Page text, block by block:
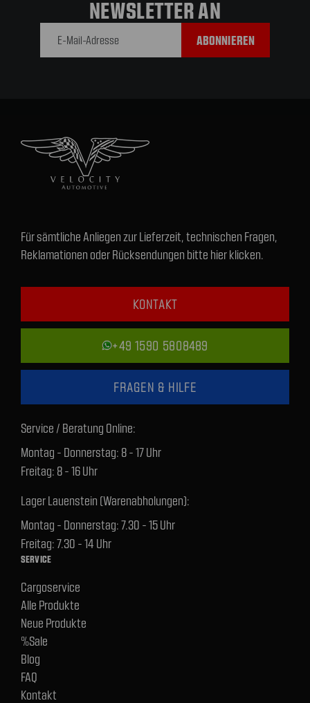
NEWSLETTER AN
Für sämtliche Anliegen zur Lieferzeit, technischen Fragen,
Reklamationen oder Rücksendungen bitte hier klicken.
KONTAKT
+49 1590 5808489
FRAGEN & HILFE
Service / Beratung Online:
Montag - Donnerstag: 8 - 17 Uhr
Freitag: 8 - 16 Uhr
Lager Lauenstein (Warenabholungen):
Montag - Donnerstag: 7.30 - 15 Uhr
Freitag: 7.30 - 14 Uhr
SERVICE
Cargoservice
Alle Produkte
Neue Produkte
%Sale
Blog
FAQ
Kontakt